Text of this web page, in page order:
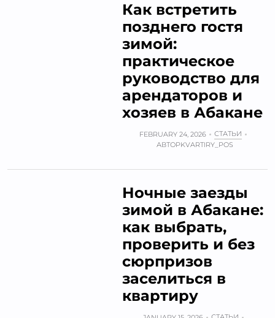
Как встретить
позднего гостя
зимой:
практическое
руководство для
арендаторов и
хозяев в Абакане
FEBRUARY 24, 2026
СТАТЬИ
АВТОРKVARTIRY_POS
Ночные заезды
зимой в Абакане:
как выбрать,
проверить и без
сюрпризов
заселиться в
квартиру